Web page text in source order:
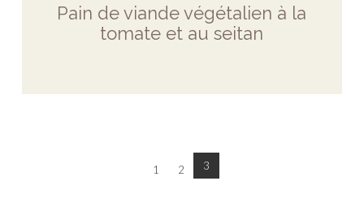
Pain de viande végétalien à la
tomate et au seitan
1 2 3